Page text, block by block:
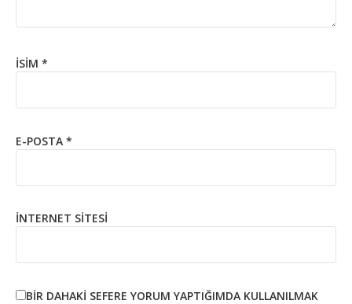
İSIM *
E-POSTA *
İNTERNET SITESI
BIR DAHAKI SEFERE YORUM YAPTIĞIMDA KULLANILMAK